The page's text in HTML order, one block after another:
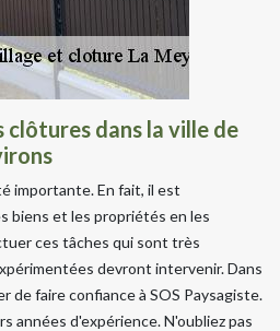
clôtures dans la ville de
importante. En fait, il est
biens et les propriétés en les
ces tâches qui sont très
devront intervenir. Dans
de faire confiance à SOS Paysagiste.
années d'expérience. N'oubliez pas